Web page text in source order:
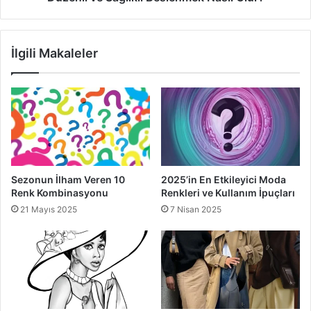
İlgili Makaleler
Sezonun İlham Veren 10
Renk Kombinasyonu
21 Mayıs 2025
2025’in En Etkileyici Moda
Renkleri ve Kullanım İpuçları
7 Nisan 2025